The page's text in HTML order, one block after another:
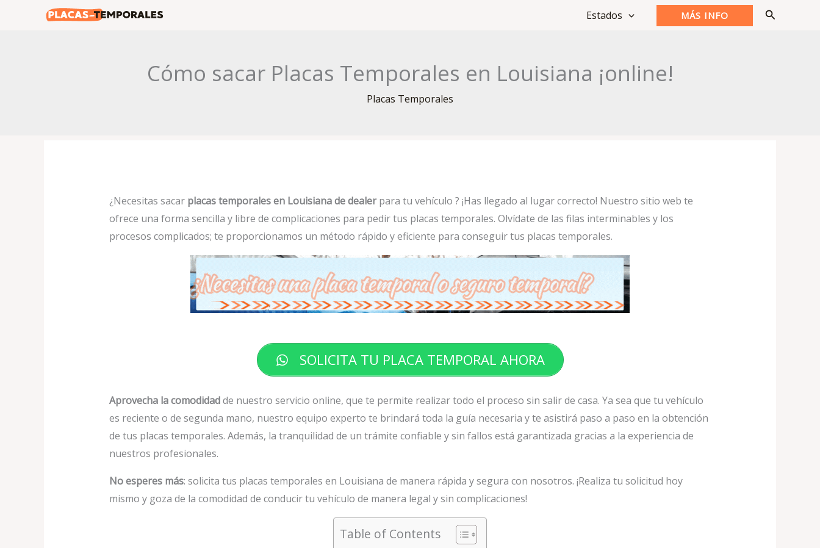
Estados MÁS INFO Buscar
Cómo sacar Placas Temporales en Louisiana ¡online!
Placas Temporales
¿Necesitas sacar placas temporales en Louisiana de dealerpara tu vehículo ? ¡Has llegado al lugar correcto! Nuestro sitio web te
ofrece una forma sencilla y libre de complicaciones para pedir tus placas temporales. Olvídate de las filas interminables y los
procesos complicados; te proporcionamos un método rápido y eficiente para conseguir tus placas temporales.
SOLICITA TU PLACA TEMPORAL AHORA
Aprovecha la comodidadde nuestro servicio online, que te permite realizar todo el proceso sin salir de casa. Ya sea que tu vehículo
es reciente o de segunda mano, nuestro equipo experto te brindará toda la guía necesaria y te asistirá paso a paso en la obtención
de tus placas temporales. Además, la tranquilidad de un trámite confiable y sin fallos está garantizada gracias a la experiencia de
nuestros profesionales.
No esperes más: solicita tus placas temporales en Louisiana de manera rápida y segura con nosotros. ¡Realiza tu solicitud hoy
mismo y goza de la comodidad de conducir tu vehículo de manera legal y sin complicaciones!
Table of Contents